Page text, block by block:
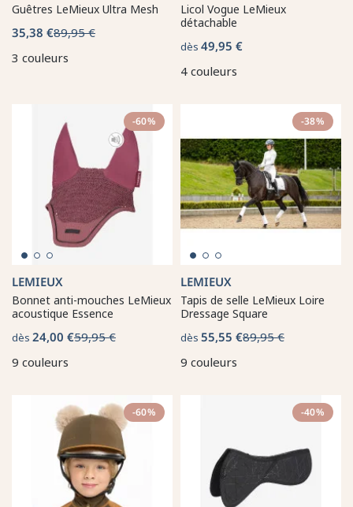
Guêtres LeMieux Ultra Mesh
35,38 €89,95 €
3 couleurs
Licol Vogue LeMieux
détachable
dès 49,95 €
4 couleurs
-60%
LEMIEUX
Bonnet anti-mouches LeMieux
acoustique Essence
dès 24,00 €59,95 €
9 couleurs
-38%
LEMIEUX
Tapis de selle LeMieux Loire
Dressage Square
dès 55,55 €89,95 €
9 couleurs
-60% -40%